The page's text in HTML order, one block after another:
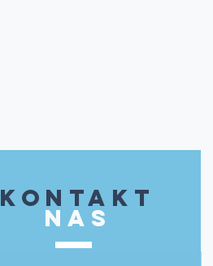
kontakt
NAS